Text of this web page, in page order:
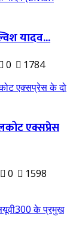
यादव...
0 1784
एक्सप्रेस
0
1598